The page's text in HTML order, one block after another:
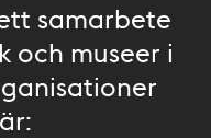
samarbete
och museer i